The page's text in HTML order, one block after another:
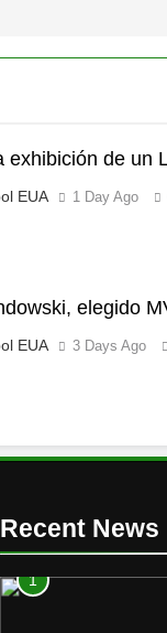
exhibición de un
EUA 1 Day Ago
elegido
EUA 3 Days Ago
Recent News
1